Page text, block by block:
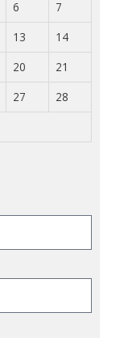
6
7
13
14
20
21
27
28